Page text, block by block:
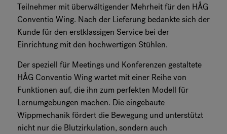
Teilnehmer mit überwältigender Mehrheit für den HÅG
Conventio Wing. Nach der Lieferung bedankte sich der
Kunde für den erstklassigen Service bei der
Einrichtung mit den hochwertigen Stühlen.
Der speziell für Meetings und Konferenzen gestaltete
HÅG Conventio Wing wartet mit einer Reihe von
Funktionen auf, die ihn zum perfekten Modell für
Lernumgebungen machen. Die eingebaute
Wippmechanik fördert die Bewegung und unterstützt
nicht nur die Blutzirkulation, sondern auch